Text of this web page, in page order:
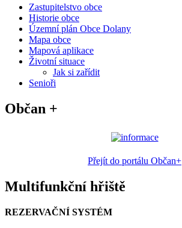
Zastupitelstvo obce
Historie obce
Územní plán Obce Dolany
Mapa obce
Mapová aplikace
Životní situace
Jak si zařídit
Senioři
Občan +
Přejít do portálu Občan+
Multifunkční hřiště
REZERVAČNÍ SYSTÉM